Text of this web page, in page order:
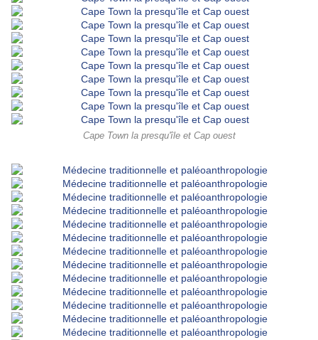
Cape Town la presqu'île et Cap ouest